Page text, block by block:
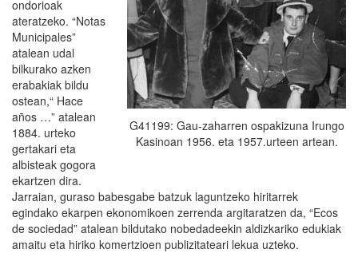
G41199: Gau-zaharren ospakizuna Irungo
Kasinoan 1956. eta 1957.urteen artean.
ondorioak
ateratzeko. “Notas
Municipales”
atalean udal
bilkurako azken
erabakiak bildu
ostean,“ Hace
años …” atalean
1884. urteko
gertakari eta
albisteak gogora
ekartzen dira.
Jarraian, guraso babesgabe batzuk laguntzeko hiritarrek
egindako ekarpen ekonomikoen zerrenda argitaratzen da, “Ecos
de sociedad” atalean bildutako nobedadeekin aldizkariko edukiak
amaitu eta hiriko komertzioen publizitateari lekua uzteko.